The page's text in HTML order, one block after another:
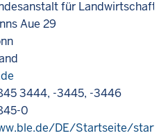
für Landwirtschaft
Aue 29
3444, -3445, -3446
0
DE/Startseite/